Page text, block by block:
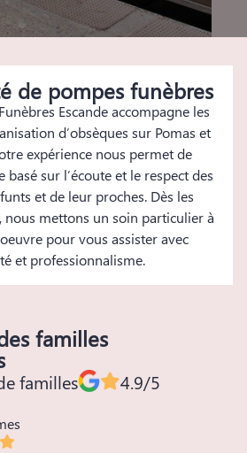
de pompes funèbres
Escande accompagne les
d’obsèques sur Pomas et
expérience nous permet de
sur l’écoute et le respect des
et de leur proches. Dès les
nous mettons un soin particulier à
pour vous assister avec
et professionnalisme.
familles
familles 4.9/5